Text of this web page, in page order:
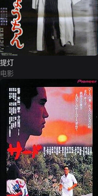
提灯
电影